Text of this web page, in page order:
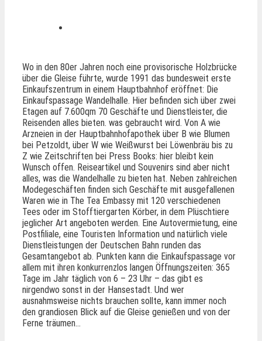
Wo in den 80er Jahren noch eine provisorische Holzbrücke
über die Gleise führte, wurde 1991 das bundesweit erste
Einkaufszentrum in einem Hauptbahnhof eröffnet: Die
Einkaufspassage Wandelhalle. Hier befinden sich über zwei
Etagen auf 7.600qm 70 Geschäfte und Dienstleister, die
Reisenden alles bieten. was gebraucht wird. Von A wie
Arzneien in der Hauptbahnhofapothek über B wie Blumen
bei Petzoldt, über W wie Weißwurst bei Löwenbräu bis zu
Z wie Zeitschriften bei Press Books: hier bleibt kein
Wunsch offen. Reiseartikel und Souvenirs sind aber nicht
alles, was die Wandelhalle zu bieten hat. Neben zahlreichen
Modegeschäften finden sich Geschäfte mit ausgefallenen
Waren wie in The Tea Embassy mit 120 verschiedenen
Tees oder im Stofftiergarten Körber, in dem Plüschtiere
jeglicher Art angeboten werden. Eine Autovermietung, eine
Postfiliale, eine Touristen Information und natürlich viele
Dienstleistungen der Deutschen Bahn runden das
Gesamtangebot ab. Punkten kann die Einkaufspassage vor
allem mit ihren konkurrenzlos langen Öffnungszeiten: 365
Tage im Jahr täglich von 6 – 23 Uhr – das gibt es
nirgendwo sonst in der Hansestadt. Und wer
ausnahmsweise nichts brauchen sollte, kann immer noch
den grandiosen Blick auf die Gleise genießen und von der
Ferne träumen…